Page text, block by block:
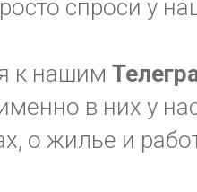
спроси у
к нашим
в них у
о жилье и